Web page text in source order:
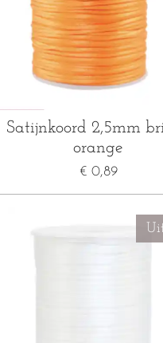
Satijnkoord 2,5mm
orange
€ 0,89